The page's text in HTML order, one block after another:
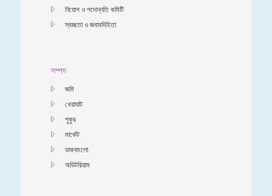
নিয়োগ ও পদোন্নতি কমিটি
স্বচ্ছতা ও জবাবদিহিতা
সম্পদ
জমি
খেয়াঘাট
পুকুর
মার্কেট
ডাকবাংলো
অডিটরিয়াম